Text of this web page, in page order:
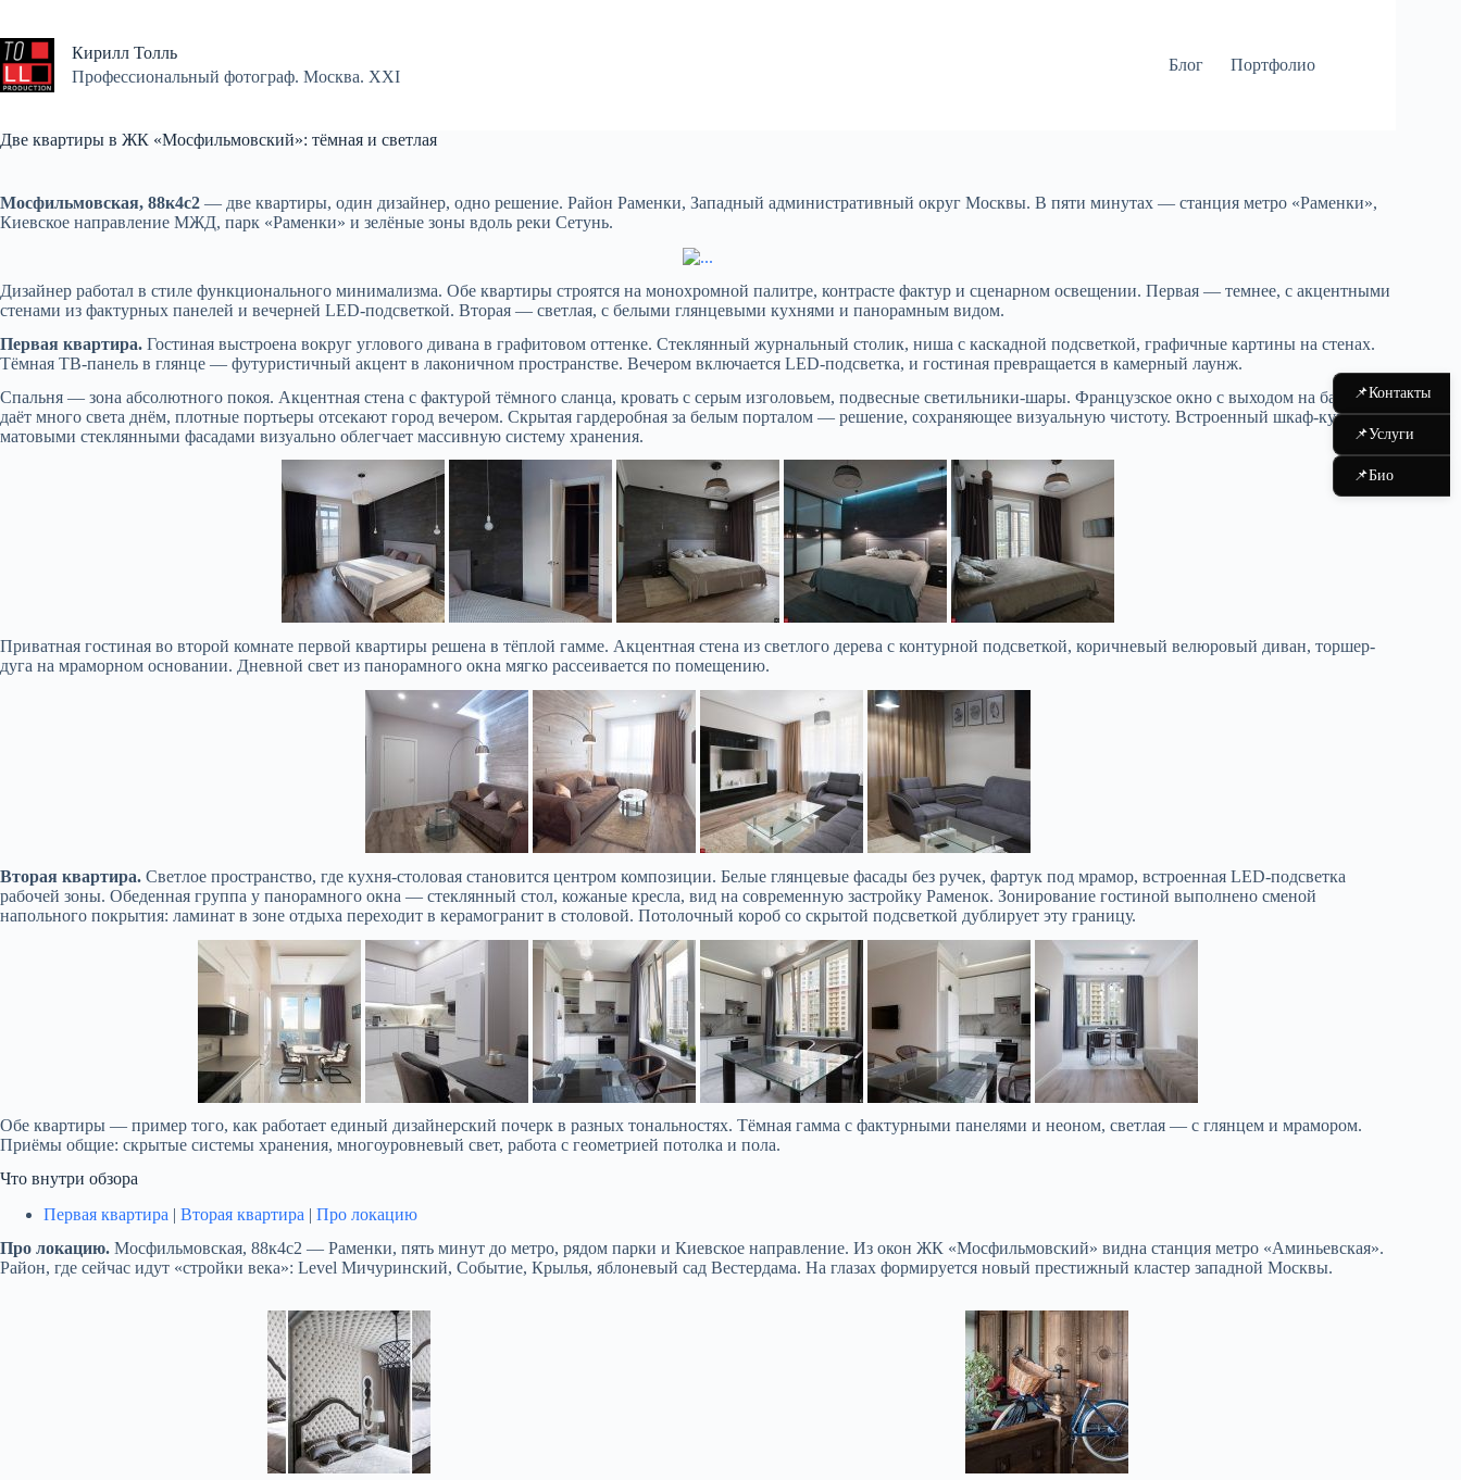
сути
Кирилл Толль
Профессиональный фотограф. Москва. XXI
Блог Портфолио
Две квартиры в ЖК «Мосфильмовский»: тёмная и светлая
Мосфильмовская, 88к4с2 — две квартиры, один дизайнер, одно решение. Район Раменки, Западный административный округ Москвы. В пяти минутах — станция метро «Раменки»,
Киевское направление МЖД, парк «Раменки» и зелёные зоны вдоль реки Сетунь.
Дизайнер работал в стиле функционального минимализма. Обе квартиры строятся на монохромной палитре, контрасте фактур и сценарном освещении. Первая — темнее, с акцентными
стенами из фактурных панелей и вечерней LED-подсветкой. Вторая — светлая, с белыми глянцевыми кухнями и панорамным видом.
Первая квартира. Гостиная выстроена вокруг углового дивана в графитовом оттенке. Стеклянный журнальный столик, ниша с каскадной подсветкой, графичные картины на стенах.
Тёмная ТВ-панель в глянце — футуристичный акцент в лаконичном пространстве. Вечером включается LED-подсветка, и гостиная превращается в камерный лаунж.
Спальня — зона абсолютного покоя. Акцентная стена с фактурой тёмного сланца, кровать с серым изголовьем, подвесные светильники-шары. Французское окно с выходом на балкон
даёт много света днём, плотные портьеры отсекают город вечером. Скрытая гардеробная за белым порталом — решение, сохраняющее визуальную чистоту. Встроенный шкаф-купе с
матовыми стеклянными фасадами визуально облегчает массивную систему хранения.
Приватная гостиная во второй комнате первой квартиры решена в тёплой гамме. Акцентная стена из светлого дерева с контурной подсветкой, коричневый велюровый диван, торшер-
дуга на мраморном основании. Дневной свет из панорамного окна мягко рассеивается по помещению.
Вторая квартира. Светлое пространство, где кухня-столовая становится центром композиции. Белые глянцевые фасады без ручек, фартук под мрамор, встроенная LED-подсветка
рабочей зоны. Обеденная группа у панорамного окна — стеклянный стол, кожаные кресла, вид на современную застройку Раменок. Зонирование гостиной выполнено сменой
напольного покрытия: ламинат в зоне отдыха переходит в керамогранит в столовой. Потолочный короб со скрытой подсветкой дублирует эту границу.
Обе квартиры — пример того, как работает единый дизайнерский почерк в разных тональностях. Тёмная гамма с фактурными панелями и неоном, светлая — с глянцем и мрамором.
Приёмы общие: скрытые системы хранения, многоуровневый свет, работа с геометрией потолка и пола.
Что внутри обзора
Первая квартира | Вторая квартира | Про локацию
Про локацию. Мосфильмовская, 88к4с2 — Раменки, пять минут до метро, рядом парки и Киевское направление. Из окон ЖК «Мосфильмовский» видна станция метро «Аминьевская».
Район, где сейчас идут «стройки века»: Level Мичуринский, Событие, Крылья, яблоневый сад Вестердама. На глазах формируется новый престижный кластер западной Москвы.
📌Контакты
📌Услуги
📌Био